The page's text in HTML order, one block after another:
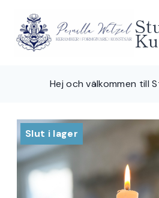
content
Hej och välkommen till
Slut i lager